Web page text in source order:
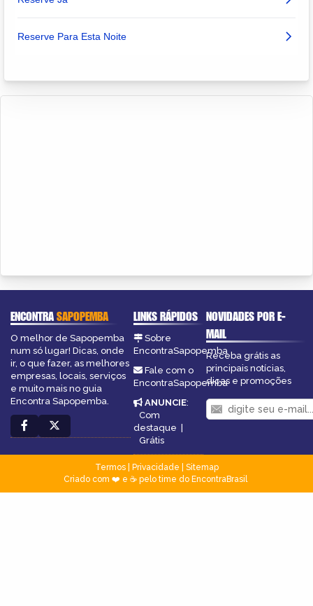
ENCONTRASAPOPEMBA
O melhor de Sapopemba
num só lugar! Dicas, onde
ir, o que fazer, as melhores
empresas, locais, serviços
e muito mais no guia
Encontra Sapopemba.
LINKS RÁPIDOS
Sobre
EncontraSapopemba
Fale com o
EncontraSapopemba
ANUNCIE:
Com
destaque |
Grátis
NOVIDADES POR E-
MAIL
Receba grátis as
principais notícias,
dicas e promoções
Termos| Privacidade
Sitemap
Criado com ❤️ e ☕ pelo time do EncontraBrasil